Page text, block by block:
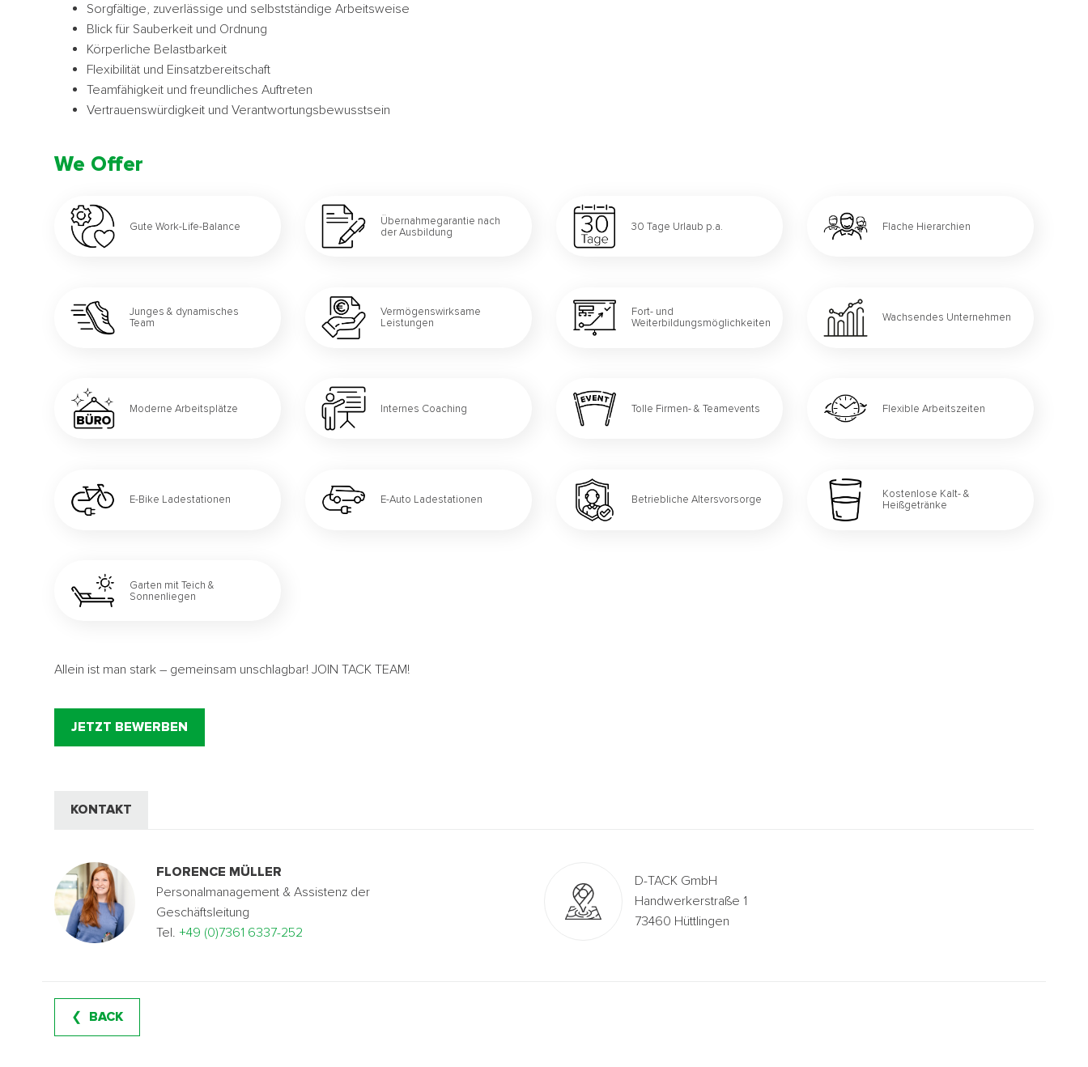
Sorgfältige, zuverlässige und selbstständige Arbeitsweise
Blick für Sauberkeit und Ordnung
Körperliche Belastbarkeit
Flexibilität und Einsatzbereitschaft
Teamfähigkeit und freundliches Auftreten
Vertrauenswürdigkeit und Verantwortungsbewusstsein
We Offer
Gute Work-Life-Balance
Übernahmegarantie nach
der Ausbildung
30 Tage Urlaub p.a. Flache Hierarchien
Junges & dynamisches
Team
Vermögenswirksame
Leistungen
Fort- und
Weiterbildungsmöglichkeiten
Wachsendes Unternehmen
Moderne Arbeitsplätze Internes Coaching Tolle Firmen- & Teamevents Flexible Arbeitszeiten
E-Bike Ladestationen E-Auto Ladestationen Betriebliche Altersvorsorge
Kostenlose Kalt- &
Heißgetränke
Garten mit Teich &
Sonnenliegen
Allein ist man stark – gemeinsam unschlagbar! JOIN TACK TEAM!
JETZT BEWERBEN
KONTAKT
FLORENCE MÜLLER
Personalmanagement & Assistenz der
Geschäftsleitung
Tel. +49 (0)7361 6337-252
D-TACK GmbH
Handwerkerstraße 1
73460 Hüttlingen
BACK